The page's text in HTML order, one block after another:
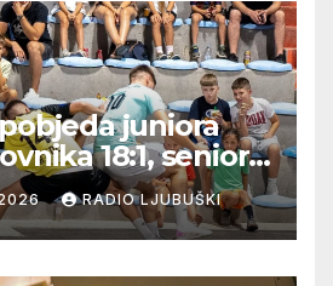
juniora
18:1, seniori
četvrtfinalu,
Crnopod u
Grljevići završili
RADIO LJUBUŠKI